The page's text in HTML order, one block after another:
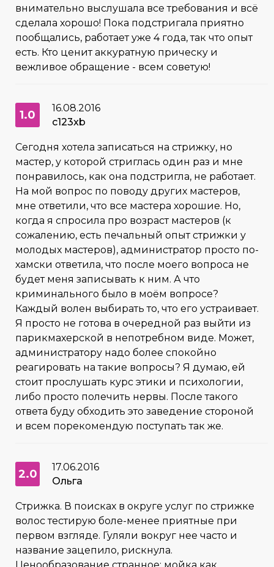
внимательно выслушала все требования и всё
сделала хорошо! Пока подстригала приятно
пообщались, работает уже 4 года, так что опыт
есть. Кто ценит аккуратную прическу и
вежливое обращение - всем советую!
1.0
16.08.2016
c123xb
Сегодня хотела записаться на стрижку, но
мастер, у которой стриглась один раз и мне
понравилось, как она подстригла, не работает.
На мой вопрос по поводу других мастеров,
мне ответили, что все мастера хорошие. Но,
когда я спросила про возраст мастеров (к
сожалению, есть печальный опыт стрижки у
молодых мастеров), администратор просто по-
хамски ответила, что после моего вопроса не
будет меня записывать к ним. А что
криминального было в моём вопросе?
Каждый волен выбирать то, что его устраивает.
Я просто не готова в очередной раз выйти из
парикмахерской в непотребном виде. Может,
администратору надо более спокойно
реагировать на такие вопросы? Я думаю, ей
стоит прослушать курс этики и психологии,
либо просто полечить нервы. После такого
ответа буду обходить это заведение стороной
и всем порекомендую поступать так же.
2.0
17.06.2016
Ольга
Стрижка. В поисках в округе услуг по стрижке
волос тестирую боле-менее приятные при
первом взгляде. Гуляли вокруг нее часто и
название зацепило, рискнула.